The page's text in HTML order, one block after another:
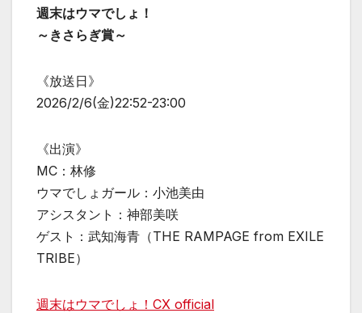
週末はウマでしょ！
～きさらぎ賞～
《放送日》
2026/2/6(金)22:52-23:00
《出演》
MC：林修
ウマでしょガール：小池美由
アシスタント：神部美咲
ゲスト：武知海青（THE RAMPAGE from EXILE
TRIBE）
週末はウマでしょ！CX official